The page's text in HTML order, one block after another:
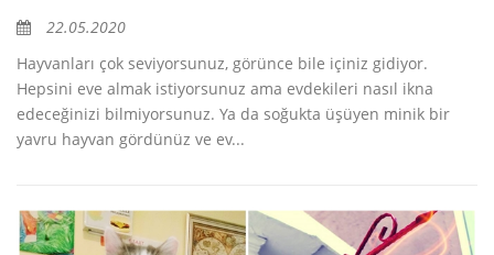
22.05.2020
Hayvanları çok seviyorsunuz, görünce bile içiniz gidiyor.
Hepsini eve almak istiyorsunuz ama evdekileri nasıl ikna
edeceğinizi bilmiyorsunuz. Ya da soğukta üşüyen minik bir
yavru hayvan gördünüz ve ev...